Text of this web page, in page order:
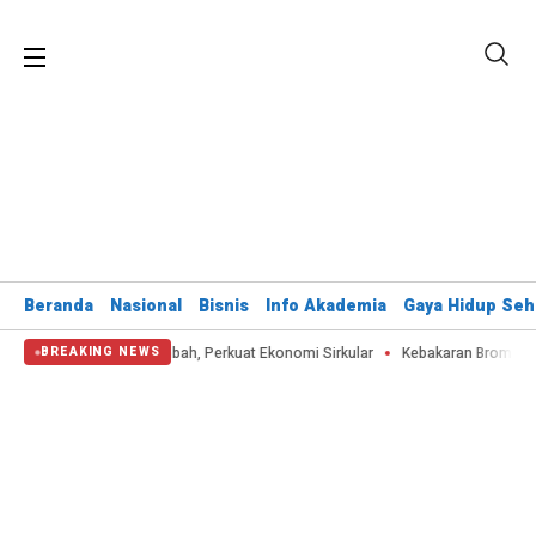
Beranda Nasional Bisnis Info Akademia Gaya Hidup
BREAKING NEWS
Ton Limbah, Perkuat Ekonomi Sirkular Kebakaran Bromo Hanguskan 60